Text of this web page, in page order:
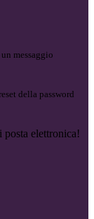
messaggio
della password
posta elettronica!